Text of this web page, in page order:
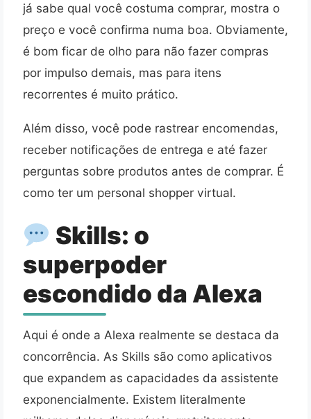
já sabe qual você costuma comprar, mostra o
preço e você confirma numa boa. Obviamente,
é bom ficar de olho para não fazer compras
por impulso demais, mas para itens
recorrentes é muito prático.
Além disso, você pode rastrear encomendas,
receber notificações de entrega e até fazer
perguntas sobre produtos antes de comprar. É
como ter um personal shopper virtual.
Skills: o
superpoder
escondido da Alexa
Aqui é onde a Alexa realmente se destaca da
concorrência. As Skills são como aplicativos
que expandem as capacidades da assistente
exponencialmente. Existem literalmente